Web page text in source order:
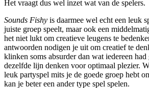
Het vraagt dus wel inzet wat van de spelers.
Sounds Fishy is daarmee wel echt een leuk
juiste groep speelt, maar ook een
het niet lukt om creatieve leugens te
antwoorden nodigen je uit om creatief te
klinken soms absurder dan wat iedereen
dezelfde lijn denken voor optimaal plezier.
leuk partyspel mits je de goede groep hebt
kan je beter een ander type spel spelen.